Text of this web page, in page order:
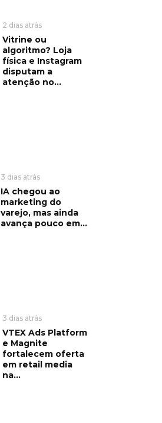
2 dias atrás
Vitrine ou
algoritmo? Loja
física e Instagram
disputam a
atenção no...
3 dias atrás
IA chegou ao
marketing do
varejo, mas ainda
avança pouco em...
3 dias atrás
VTEX Ads Platform
e Magnite
fortalecem oferta
em retail media
na...